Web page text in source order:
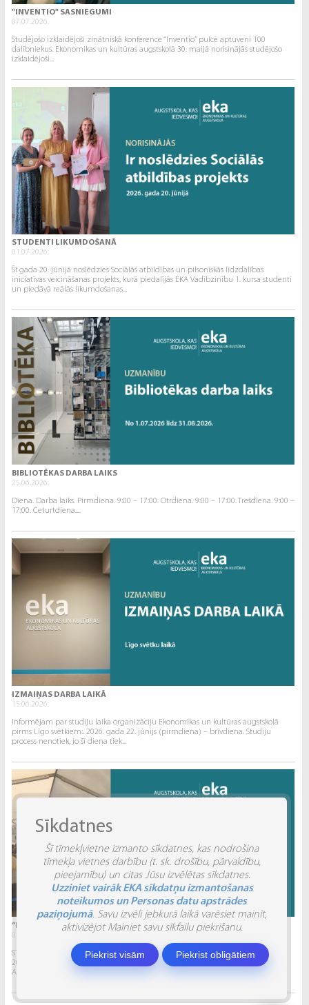
"INVENTIO" SASNIEGUMI
07.07.2026.
Studējošo izklaidējoši zinātniskā konference “Inventio” pulcē aptuveni 100
dalībniekus. Ekonomikas un kultūras augstskolā 30. maijā norisinājās studējošo
izklaidējoši...
STUDENTI LIKUMDOŠANĀ
01.07.2026.
Šī gada 20. jūnijā noslēdzies Sociālās atbildības un pilsoniskās līdzdalības
iniciatīvas veicināšanas projekts, kurā piedalījās EKA Vadībzinību 1. kursa studenti
un piedāvā reālās likumdošanas...
BIBLIOTĒKAS DARBA LAIKS
25.06.2026.
Diena. Darba laiks. Pirmdiena. 9:00 – 17:00. Otrdiena. 9:00 – 17:00. Trešdiena. 9:00 –
17:00. Ceturtdiena....
IZMAIŅAS DARBA LAIKĀ
15.06.2026.
Informējam par studiju laika organizāciju Ekonomikas un kultūras augstskolā
pirms Līgo svētkiem:. 2026. gada 22. jūnijs (pirmdiena) – brīvdiena. Studiju
process nenotiek, jo šī diena tiek...
“INVENTIO 2026” ATSKATS
04.06.2026.
STUDĒJOŠO STARPTAUTISKĀ ZINĀTNISKI PRAKTISKĀ KONFERENCE “INVENTIO 2026”.
2026. gada 29. un 30. maijā Ekonomikas un kultūras augstskola sadarbībā ar
Alberta Koledžu organizēja Studējošo...
Sīkdatnes
Šī tīmekļvietne izmanto sīkdatnes, kas nodrošina
tīmekļa vietnes darbību (t. sk. drošību, pārvaldību,
pieejamību) un citas Jūsu izvēlētas sīkdatnes.
Uzziniet vairāk EKA sīkdatņu izmantošanas
noteikumos un Personas datu apstrādes
paziņojumā. Savu izvēli jebkurā laikā varēsiet mainīt,
aktivizējot Mainiet savu sīkfailu piekrišanu.
Piekrist visām Piekrist obligātiem